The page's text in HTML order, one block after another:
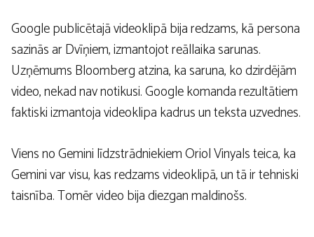
Google publicētajā videoklipā bija redzams, kā persona
sazinās ar Dvīņiem, izmantojot reāllaika sarunas.
Uzņēmums Bloomberg atzina, ka saruna, ko dzirdējām
video, nekad nav notikusi. Google komanda rezultātiem
faktiski izmantoja videoklipa kadrus un teksta uzvednes.
Viens no Gemini līdzstrādniekiem Oriol Vinyals teica, ka
Gemini var visu, kas redzams videoklipā, un tā ir tehniski
taisnība. Tomēr video bija diezgan maldinošs.